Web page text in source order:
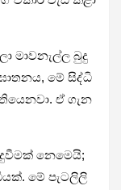
මාව­නැල්ල බුදු
මේ සිද්ධි
ඒ ගැන
නෙමෙයි;
මේ පැට­ලිලි